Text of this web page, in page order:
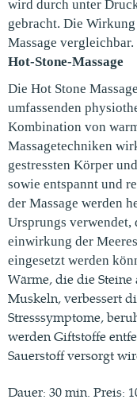
wird durch unter
gebracht. Die
Massage vergleichbar.
Hot-Stone-Massage
Die Hot Stone
umfassenden
Kombination von
Massagetechniken
gestressten Körper
sowie entspannt und
der Massage werden
Ursprungs
einwirkung der
eingesetzt werden
Wärme, die die
Muskeln, verbessert
Stresssymptome,
werden Giftstoffe
Sauerstoff versorgt
Dauer: 30 min. Preis: